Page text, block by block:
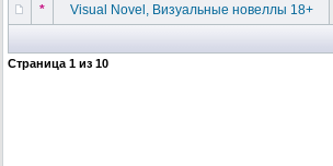
* Visual Novel, Визуальные новеллы 18+
Страница 1 из 10